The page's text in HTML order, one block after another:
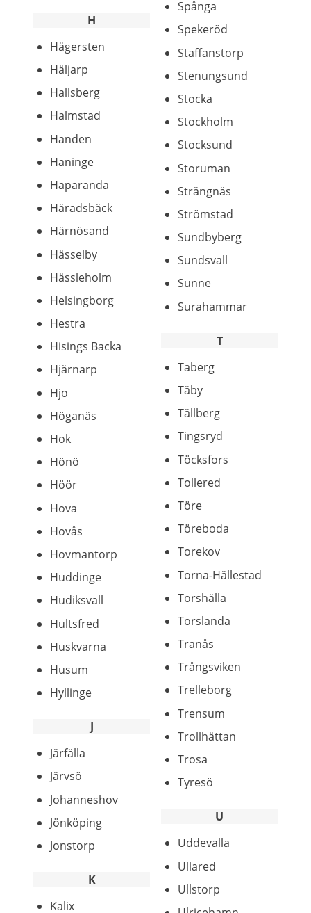
H
Hägersten
Häljarp
Hallsberg
Halmstad
Handen
Haninge
Haparanda
Häradsbäck
Härnösand
Hässelby
Hässleholm
Helsingborg
Hestra
Hisings Backa
Hjärnarp
Hjo
Höganäs
Hok
Hönö
Höör
Hova
Hovås
Hovmantorp
Huddinge
Hudiksvall
Hultsfred
Huskvarna
Husum
Hyllinge
J
Järfälla
Järvsö
Johanneshov
Jönköping
Jonstorp
K
Kalix
Spånga
Spekeröd
Staffanstorp
Stenungsund
Stocka
Stockholm
Stocksund
Storuman
Strängnäs
Strömstad
Sundbyberg
Sundsvall
Sunne
Surahammar
T
Taberg
Täby
Tällberg
Tingsryd
Töcksfors
Tollered
Töre
Töreboda
Torekov
Torna-Hällestad
Torshälla
Torslanda
Tranås
Trångsviken
Trelleborg
Trensum
Trollhättan
Trosa
Tyresö
U
Uddevalla
Ullared
Ullstorp